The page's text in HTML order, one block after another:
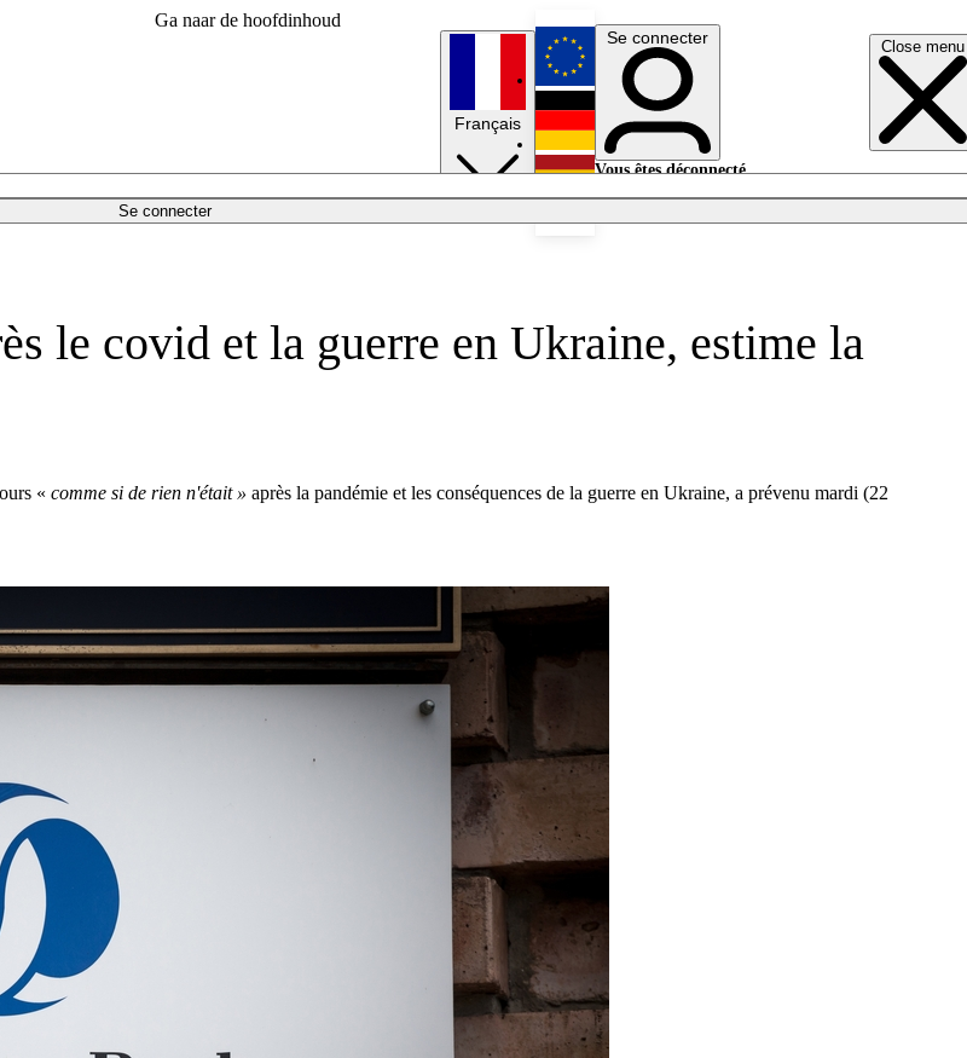
Ga naar de hoofdinhoud
Close menu
Se connecter
Français
English
Deutsch
Se connecter
Vous êtes déconnecté.
le covid et la guerre en Ukraine, estime la
« comme si de rien n'était » après la pandémie et les conséquences de la guerre en Ukraine, a prévenu mardi (22